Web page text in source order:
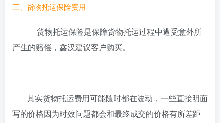
三、货物托运保险费用
货物托运保险是保障货物托运过程中遭受意外所
产生的赔偿，鑫汉建议客户购买。
其实货物托运费用可能随时都在波动，一些直接明面
写的价格因为时效问题都会和最终成交的价格有所差距